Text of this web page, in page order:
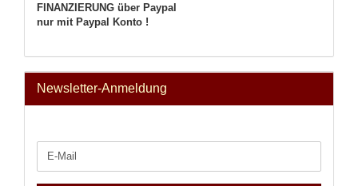
FINANZIERUNG über Paypal
nur mit Paypal Konto !
Newsletter-Anmeldung
ZUR
NEWSLETTER-
E-
Mail